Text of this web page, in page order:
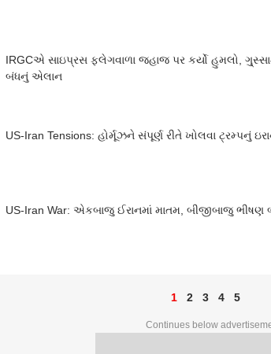
IRGCએ સાઇપ્રસ ફ્લેગવાળા જહાજ પર કર્યો હુમલો,
બંધનું એલાન
US-Iran Tensions: હોર્મૂઝને સંપૂર્ણ રીતે ખોલવા ટ્રમ્પનું
US-Iran War: એકબાજુ ઈરાનમાં માતમ, બીજીબાજુ ભીષણ
1 2 3 4 5
Continues below